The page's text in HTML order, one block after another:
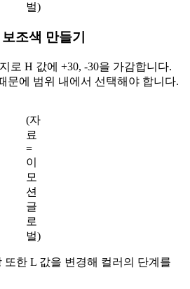
벌)
조색 만들기
로 H 값에 +30, -30을 가감합니다.
문에 범위 내에서 선택해야 합니다.
(자
료
=
이
모
션
글
로
벌)
또한 L 값을 변경해 컬러의 단계를